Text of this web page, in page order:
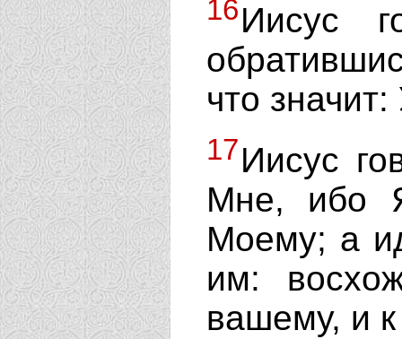
16Иисус
что
17Иисус
Мне, ибо
Моему; а
им:
вашему, и